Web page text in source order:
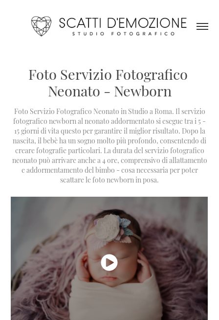
Foto Servizio Fotografico
Neonato - Newborn
Foto Servizio Fotografico Neonato in Studio a Roma. Il servizio
fotografico newborn al neonato addormentato si esegue tra i 5 -
15 giorni di vita questo per garantire il miglior risultato. Dopo la
nascita, il bebè ha un sogno molto più profondo, consentendo di
creare fotografie particolari. La durata del servizio fotografico
neonato può arrivare anche a 4 ore, comprensivo di allattamento
e addormentamento del bimbo - cosa necessaria per poter
scattare le foto newborn in posa.